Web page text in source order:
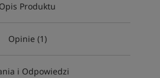
Opis Produktu
Opinie (1)
i Odpowiedzi